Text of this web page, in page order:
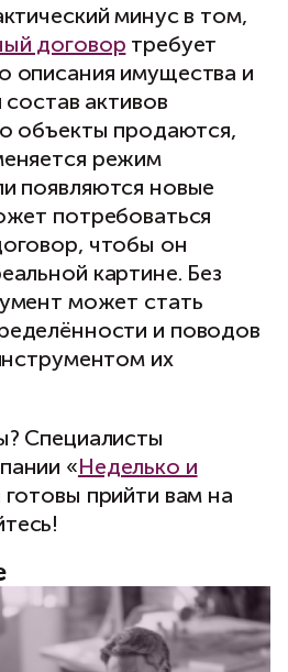
минус в том,
договор требует
описания имущества и
состав активов
объекты продаются,
режим
появляются новые
потребоваться
чтобы он
картине. Без
может стать
и поводов
их
Специалисты
«Неделько и
готовы прийти вам на